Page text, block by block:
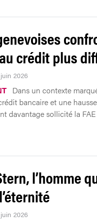
crédit plus
2026
Dans un contexte
bancaire et une
davantage sollicité la
l’homme
2026